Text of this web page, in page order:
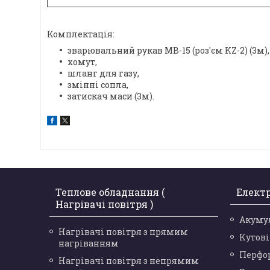
Комплектація:
зварювальний рукав МВ-15 (роз'єм KZ-2) (3м),
хомут,
шланг для газу,
змінні сопла,
затискач маси (3м).
Теплове обладнання (
Нагрівачі повітря )
Нагрівачі повітря з прямим
нагріванням
Нагрівачі повітря з непрямим